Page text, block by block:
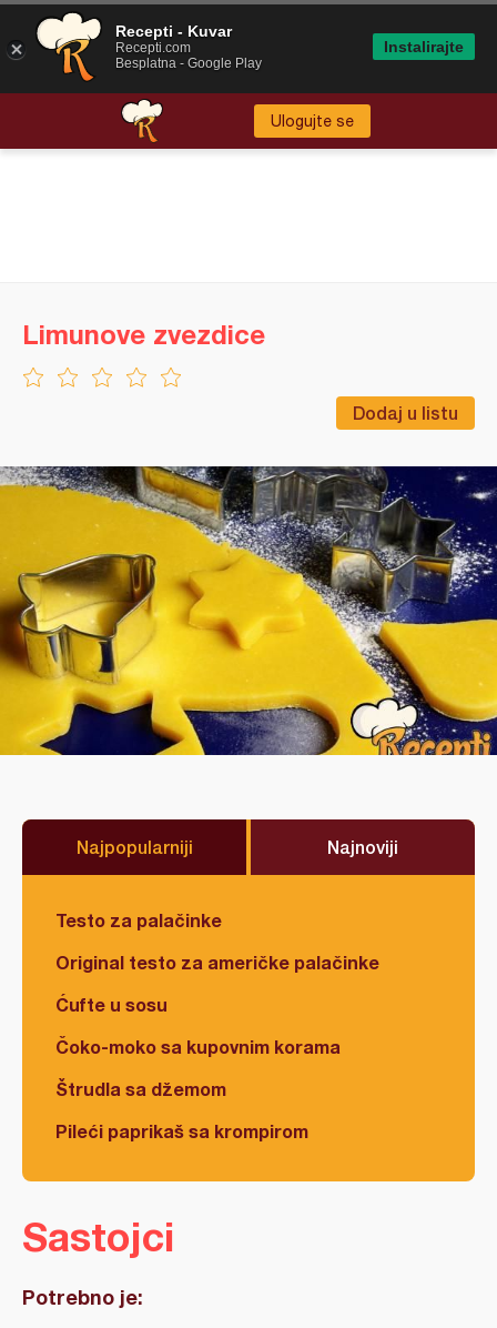
Ulogujte se
Dodaj u listu
Limunove zvezdice
Najpopularniji Najnoviji
Testo za palačinke
Original testo za američke palačinke
Ćufte u sosu
Čoko-moko sa kupovnim korama
Štrudla sa džemom
Pileći paprikaš sa krompirom
Sastojci
Potrebno je:
Recepti - Kuvar
Recepti.com
Besplatna - Google Play
Instalirajte